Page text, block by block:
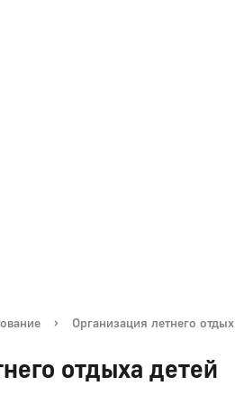
› Организация летнего отдых
отдыха детей